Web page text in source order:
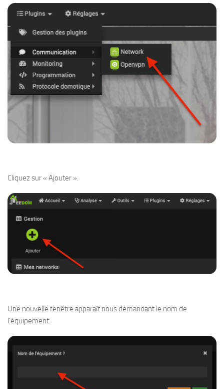
Cliquez sur « Ajouter ».
Une nouvelle fenêtre apparaît nous demandant le nom de
l’équipement.